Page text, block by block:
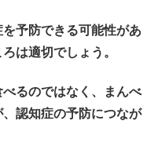
予防できる可能性があ
は適切でしょう。
るのではなく、まんべ
認知症の予防につなが